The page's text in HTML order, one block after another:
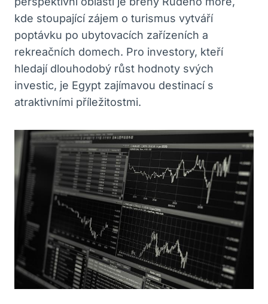
kde⁢ stoupající zájem o turismus vytváří
poptávku po ubytovacích zařízeních a
rekreačních‍ domech. ​Pro investory,⁢ kteří
‍hledají dlouhodobý růst hodnoty svých
investic,‌ je ⁣Egypt ⁣zajímavou destinací s‍
atraktivními příležitostmi.